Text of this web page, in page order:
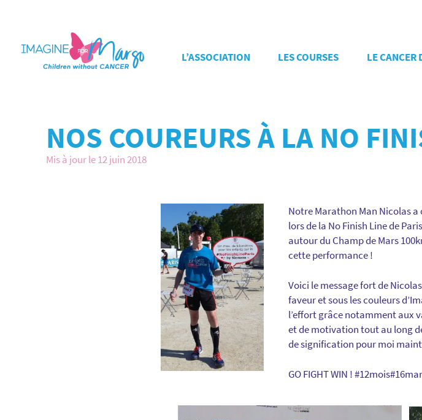
L’ASSOCIATION LES COURSES LE CANCER
NOS COUREURS À LA NO
Mis à jour le 12 juin 2018
Notre Marathon Man Nicolas a
lors de la No Finish Line de
autour du Champ de Mars
cette performance !
Voici le message fort de
faveur et sous les couleurs
l’effort grâce notamment aux
et de motivation tout au long
de signification pour moi
GO FIGHT WIN !